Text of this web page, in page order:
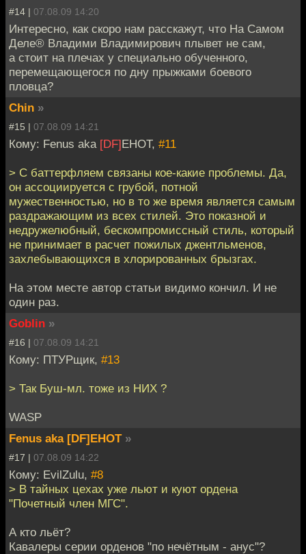
#14 | 07.08.09 14:20
Интересно, как скоро нам расскажут, что На Самом
Деле® Владими Владимирович плывет не сам,
а стоит на плечах у специально обученного,
перемещающегося по дну прыжками боевого
пловца?
Chin »
#15 | 07.08.09 14:21
Кому: Fenus aka [DF]EHOT, #11
> С баттерфляем связаны кое-какие проблемы. Да,
он ассоциируется с грубой, потной
мужественностью, но в то же время является самым
раздражающим из всех стилей. Это показной и
недружелюбный, бескомпромиссный стиль, который
не принимает в расчет пожилых джентльменов,
захлебывающихся в хлорированных брызгах.
На этом месте автор статьи видимо кончил. И не
один раз.
Goblin »
#16 | 07.08.09 14:21
Кому: ПТУРщик, #13
> Так Буш-мл. тоже из НИХ ?
WASP
Fenus aka [DF]EHOT »
#17 | 07.08.09 14:22
Кому: EvilZulu, #8
> В тайных цехах уже льют и куют ордена
"Почетный член МГС".
А кто льёт?
Кавалеры серии орденов "по нечётным - анус"?